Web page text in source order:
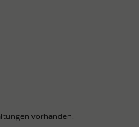
vorhanden.